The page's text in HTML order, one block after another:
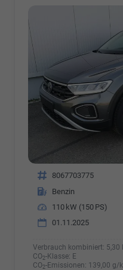
Fahrzeugnr. 8067703775
Kraftstoff
Benzin
Leistung
110 kW (150 PS)
01.11.2025
Verbrauch kombiniert: 5,30
CO2-Klasse: E
CO2-Emissionen: 139,00 g/